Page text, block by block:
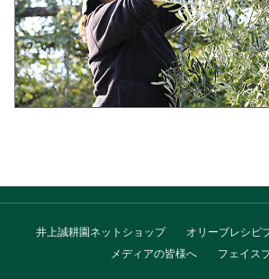
井上誠耕園ネットショップ オリーブレシピ
メディアの皆様へ
フェイス